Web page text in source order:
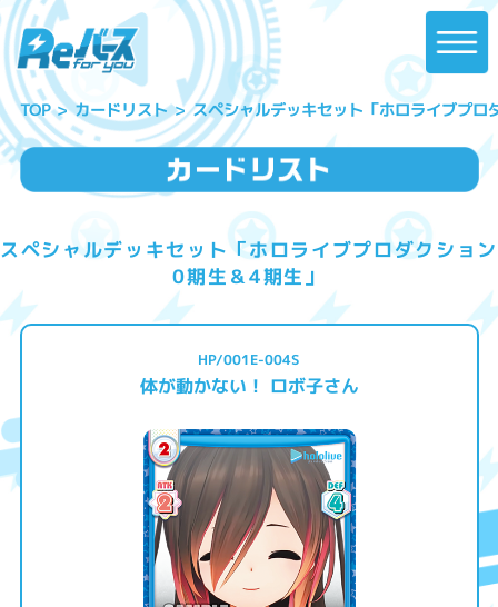
TOP カードリスト スペシャルデッキセット「ホロライブプロ
スペシャルデッキセット「ホロライブプロダクション
0期生＆4期生」
HP/001E-004S
体が動かない！ ロボ子さん